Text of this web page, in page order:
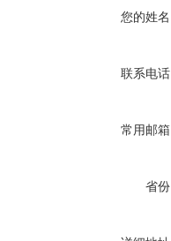
您的姓
联系电
常用邮
省